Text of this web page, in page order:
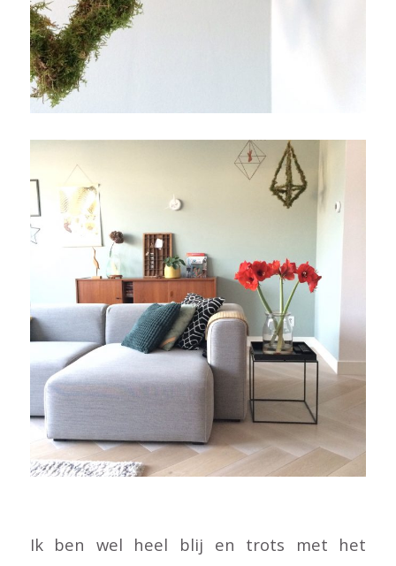
Ik ben wel heel blij en trots met het